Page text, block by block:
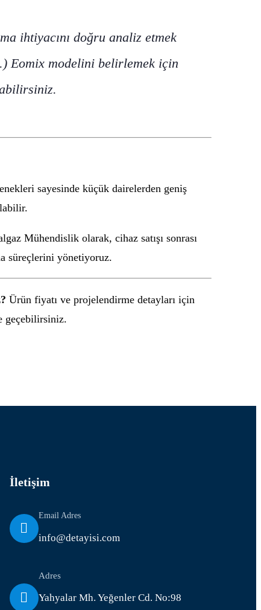
ihtiyacını doğru analiz etmek
Eomix modelini belirlemek için
sayesinde küçük dairelerden geniş
Mühendislik olarak, cihaz satışı sonrası
süreçlerini yönetiyoruz.
Ürün fiyatı ve projelendirme detayları için
geçebilirsiniz.
İletişim
Email Adres
info@detayisi.com
Adres
Yahyalar Mh. Yeğenler Cd. No:98